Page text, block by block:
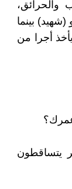
بينما
أجرا من
يتساقطون